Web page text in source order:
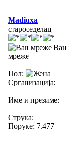
Madiuxa
староседелац
Ван
мреже
Пол:
Организација:
Име и презиме:
Струка:
Поруке: 7.477